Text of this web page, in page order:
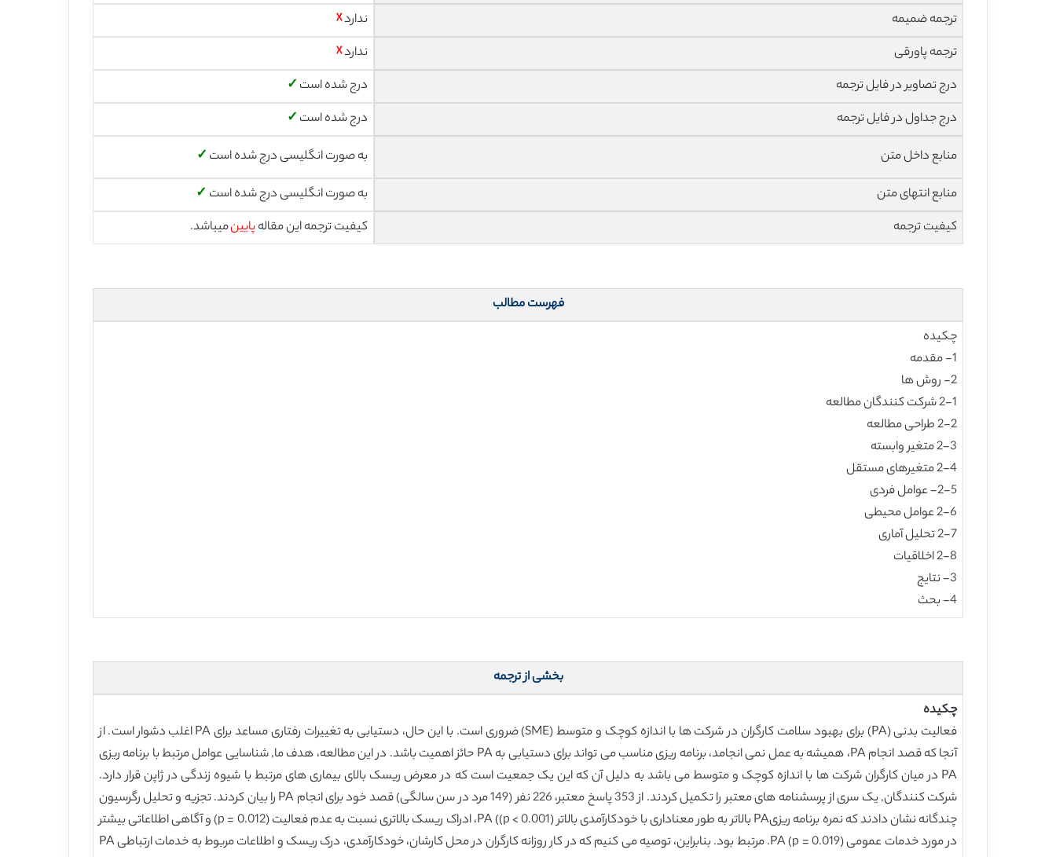
ترجمه ضمیمه
ندارد☓
ترجمه پاورقی
ندارد☓
درج تصاویر در فایل ترجمه
درج شده است ✓
درج جداول در فایل ترجمه
درج شده است ✓
منابع داخل متن
به صورت انگلیسی درج شده است ✓
منابع انتهای متن
به صورت انگلیسی درج شده است ✓
کیفیت ترجمه
کیفیت ترجمه این مقالهپایینمیباشد.
فهرست مطالب
چکیده
1- مقدمه
2- روش ها
2-1 شرکت کنندگان مطالعه
2-2 طراحی مطالعه
2-3 متغیر وابسته
2-4 متغیرهای مستقل
2-5- عوامل فردی
2-6 عوامل محیطی
2-7 تحلیل آماری
2-8 اخلاقیات
3- نتایج
4- بحث
بخشی از ترجمه
چکیده
فعالیت بدنی (PA) برای بهبود سلامت کارگران در شرکت ها با اندازه کوچک و متوسط (SME) ضروری است. با این حال، دستیابی به تغییرات رفتاری مساعد برای PA اغلب دشوار است. از
آنجا که قصد انجام PA، همیشه به عمل نمی انجامد، برنامه ریزی مناسب می تواند برای دستیابی به PA حائز اهمیت باشد. در این مطالعه، هدف ما, شناسایی عوامل مرتبط با برنامه ریزی
PA در میان کارگران شرکت ها با اندازه کوچک و متوسط می باشد به دلیل آن که این یک جمعیت است که در معرض ریسک بالای بیماری های مرتبط با شیوه زندگی در ژاپن قرار دارد.
شرکت کنندگان, یک سری از پرسشنامه های معتبر را تکمیل کردند. از 353 پاسخ معتبر، 226 نفر (149 مرد در سن سالگی) قصد خود برای انجام PA را بیان کردند. تجزیه و تحلیل رگرسیون
چندگانه نشان دادند که نمره برنامه ریزیPA بالاتر به طور معناداری با خودکارآمدی بالاتر PA ((p < 0.001)، ادراک ریسک بالاتری نسبت به عدم فعالیت (p = 0.012) و آگاهی اطلاعاتی بیشتر
در مورد خدمات عمومی PA (p = 0.019). مرتبط بود. بنابراین، توصیه می کنیم که در کار روزانه کارگران در محل کارشان، خودکارآمدی، درک ریسک و اطلاعات مربوط به خدمات ارتباطی PA